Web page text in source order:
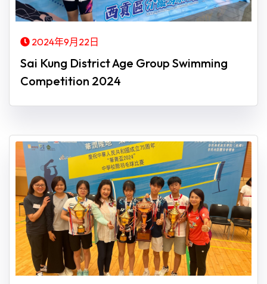
2024年9月22日
Sai Kung District Age Group Swimming
Competition 2024